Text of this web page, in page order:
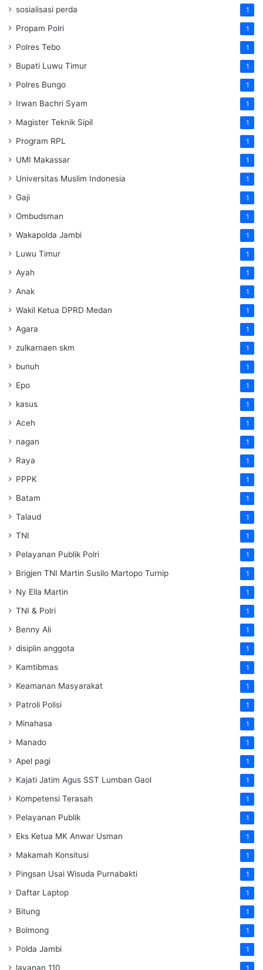
sosialisasi perda 1
Propam Polri 1
Polres Tebo 1
Bupati Luwu Timur 1
Polres Bungo 1
Irwan Bachri Syam 1
Magister Teknik Sipil 1
Program RPL 1
UMI Makassar 1
Universitas Muslim Indonesia 1
Gaji 1
Ombudsman 1
Wakapolda Jambi 1
Luwu Timur 1
Ayah 1
Anak 1
Wakil Ketua DPRD Medan 1
Agara 1
zulkarnaen skm 1
bunuh 1
Epo 1
kasus 1
Aceh 1
nagan 1
Raya 1
PPPK 1
Batam 1
Talaud 1
TNI 1
Pelayanan Publik Polri 1
Brigjen TNI Martin Susilo Martopo Turnip 1
Ny Ella Martin 1
TNI & Polri 1
Benny Ali 1
disiplin anggota 1
Kamtibmas 1
Keamanan Masyarakat 1
Patroli Polisi 1
Minahasa 1
Manado 1
Apel pagi 1
Kajati Jatim Agus SST Lumban Gaol 1
Kompetensi Terasah 1
Pelayanan Publik 1
Eks Ketua MK Anwar Usman 1
Makamah Konsitusi 1
Pingsan Usai Wisuda Purnabakti 1
Daftar Laptop 1
Bitung 1
Bolmong 1
Polda Jambi 1
layanan 110 1